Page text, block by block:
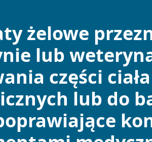
żelowe
lub
części
lub do